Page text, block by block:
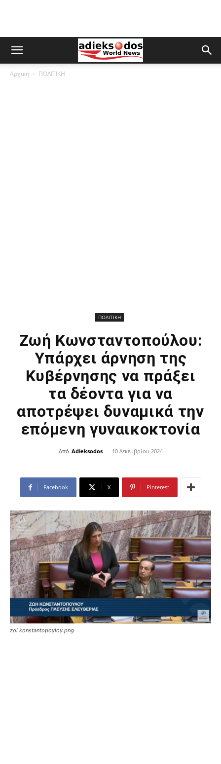
Αρχική ΠΟΛΙΤΙΚΗ
ΠΟΛΙΤΙΚΗ
Ζωή Κωνσταντοπούλου:
Υπάρχει άρνηση της
Κυβέρνησης να πράξει
τα δέοντα για να
αποτρέψει δυναμικά την
επόμενη γυναικοκτονία
Από Adieksodos - 10 Δεκεμβρίου 2024
Facebook X Pinterest
zoi konstantopoyloy.png